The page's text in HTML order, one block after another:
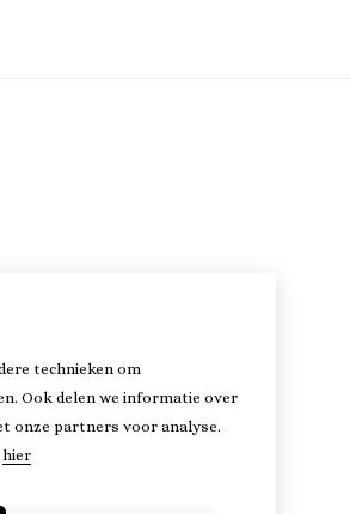
technieken om
Ook delen we informatie over
onze partners voor analyse.
hier